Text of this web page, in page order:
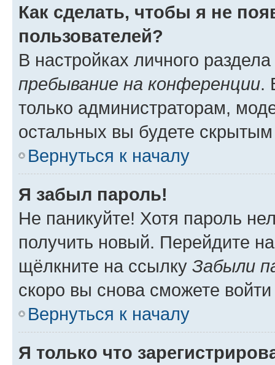
Как сделать, чтобы я не
пользователей?
В настройках личного
пребывание на конференции.
только администраторам,
остальных вы будете
Вернуться к началу
Я забыл пароль!
Не паникуйте! Хотя пароль
получить новый. Перейдите
щёлкните на ссылку Забыли
скоро вы снова сможете
Вернуться к началу
Я только что